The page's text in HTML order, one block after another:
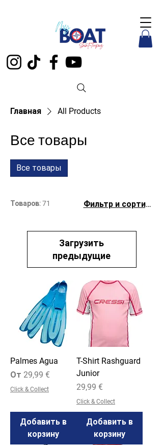
Главная All Products
Все товары
Все товары
Товаров: 71 Фильтр и
Загрузить
предыдущие
Palmes Agua
От 29,99 €
Цена со скидкой
Click & Collect
Добавить в
корзину
T-Shirt Rashguard
Junior
Цена
29,99 €
Click & Collect
Добавить в
корзину